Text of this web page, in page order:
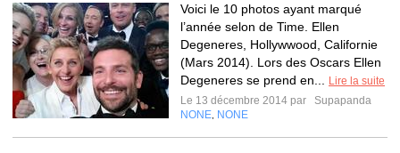
Voici le 10 photos ayant marqué
l’année selon de Time. Ellen
Degeneres, Hollywwood, Californie
(Mars 2014). Lors des Oscars Ellen
Degeneres se prend en...
Lire la suite
Le 13 décembre 2014 par
Supapanda
NONE NONE